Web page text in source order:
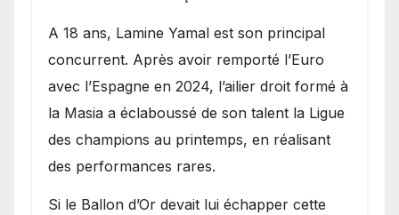
A 18 ans, Lamine Yamal est son principal
concurrent. Après avoir remporté l’Euro
avec l’Espagne en 2024, l’ailier droit formé à
la Masia a éclaboussé de son talent la Ligue
des champions au printemps, en réalisant
des performances rares.
Si le Ballon d’Or devait lui échapper cette